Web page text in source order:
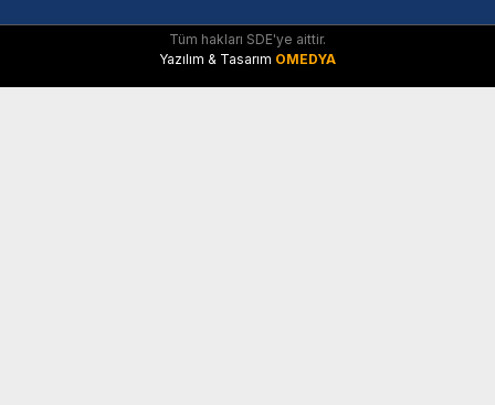
Tüm hakları SDE'ye aittir.
Yazılım & Tasarım OMEDYA